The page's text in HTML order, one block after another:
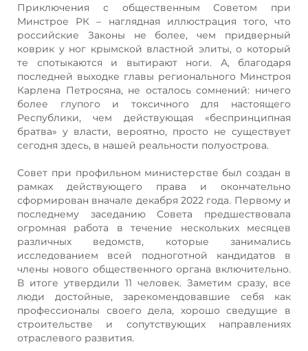
Приключения с общественным Советом при
Минстрое РК – наглядная иллюстрация того, что
российские Законы не более, чем придверный
коврик у ног крымской властной элиты, о который
те спотыкаются и вытирают ноги. А, благодаря
последней выходке главы регионального Минстроя
Карлена Петросяна, не осталось сомнений: ничего
более глупого и токсичного для настоящего
Республики, чем действующая «беспринципная
братва» у власти, вероятно, просто не существует
сегодня здесь, в нашей реальности полуострова.
Совет при профильном министерстве был создан в
рамках действующего права и окончательно
сформирован вначале декабря 2022 года. Первому и
последнему заседанию Совета предшествовала
огромная работа в течение нескольких месяцев
различных ведомств, которые занимались
исследованием всей подноготной кандидатов в
члены нового общественного органа включительно.
В итоге утвердили 11 человек. Заметим сразу, все
люди достойные, зарекомендовавшие себя как
профессионалы своего дела, хорошо сведущие в
строительстве и сопутствующих направлениях
отраслевого развития.